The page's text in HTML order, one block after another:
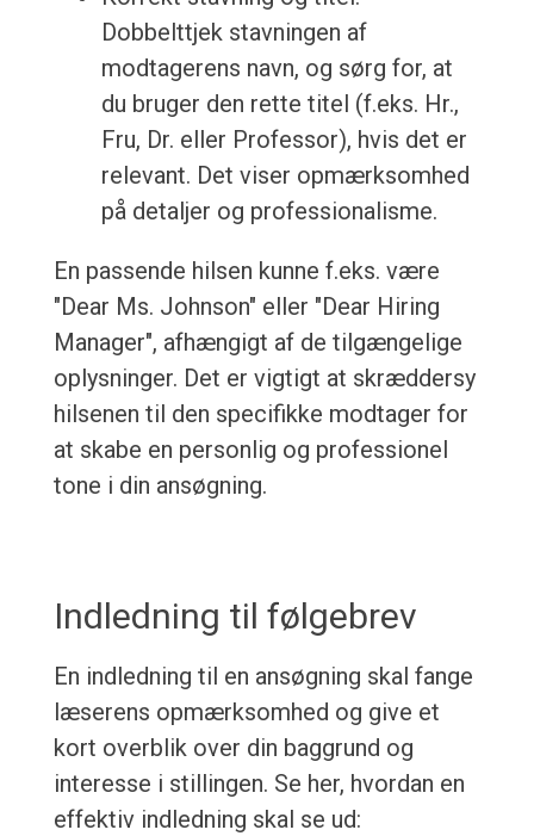
Dobbelttjek stavningen af
modtagerens navn, og sørg for, at
du bruger den rette titel (f.eks. Hr.,
Fru, Dr. eller Professor), hvis det er
relevant. Det viser opmærksomhed
på detaljer og professionalisme.
En passende hilsen kunne f.eks. være
"Dear Ms. Johnson" eller "Dear Hiring
Manager", afhængigt af de tilgængelige
oplysninger. Det er vigtigt at skræddersy
hilsenen til den specifikke modtager for
at skabe en personlig og professionel
tone i din ansøgning.
Indledning til følgebrev
En indledning til en ansøgning skal fange
læserens opmærksomhed og give et
kort overblik over din baggrund og
interesse i stillingen. Se her, hvordan en
effektiv indledning skal se ud: